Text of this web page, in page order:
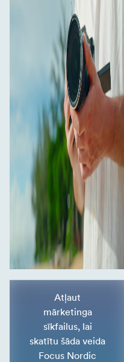
Atļaut
mārketinga
sīkfailus, lai
skatītu šāda veida
Focus Nordic